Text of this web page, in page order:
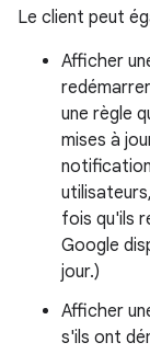
Le client peut
Afficher
une règle
mises à
fois qu'ils
Google
jour.)
Afficher
s'ils ont